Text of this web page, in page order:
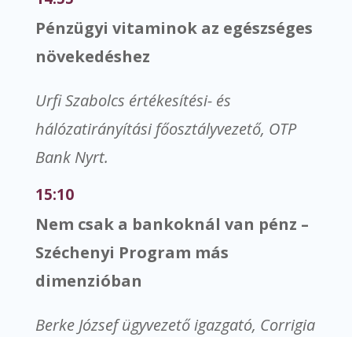
Pénzügyi vitaminok az egészséges
növekedéshez
Urfi Szabolcs értékesítési- és
hálózatirányítási főosztályvezető, OTP
Bank Nyrt.
15:10
Nem csak a bankoknál van pénz –
Széchenyi Program más
dimenzióban
Berke József ügyvezető igazgató, Corrigia